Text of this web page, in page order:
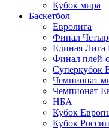
Кубок мира
Баскетбол
Евролига
Финал
Единая
Финал плей-
Суперкубок
Чемпионат
Чемпионат
НБА
Кубок
Кубок России